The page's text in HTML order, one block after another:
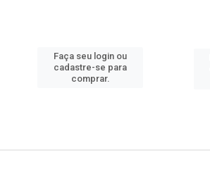
Faça seu login ou
cadastre-se para
comprar.